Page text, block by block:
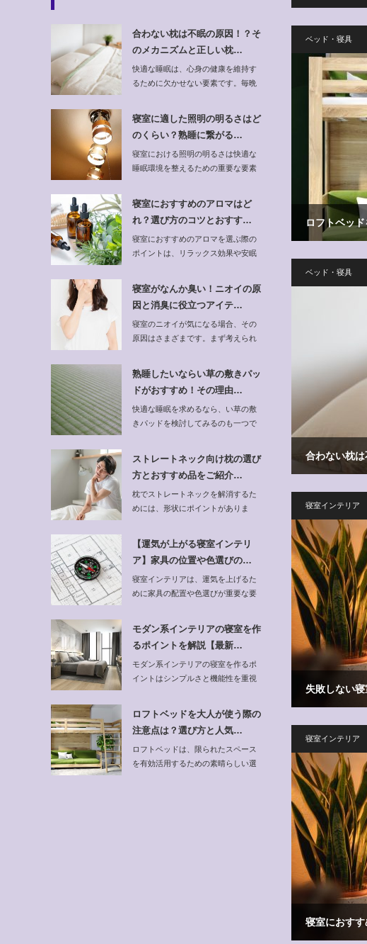
ベッド・寝具
ロフトベッ
ベッド・寝具
合わない枕
寝室インテリア
失敗しない
寝室インテリア
寝室におす
合わない枕は不眠の原因！？そ
のメカニズムと正しい枕…
快適な睡眠は、心身の健康を維持す
るために欠かせない要素です。毎晩
寝室に適した照明の明るさはど
のくらい？熟睡に繋がる…
寝室における照明の明るさは快適な
睡眠環境を整えるための重要な要素
寝室におすすめのアロマはど
れ？選び方のコツとおすす…
寝室におすすめのアロマを選ぶ際の
ポイントは、リラックス効果や安眠
寝室がなんか臭い！ニオイの原
因と消臭に役立つアイテ…
寝室のニオイが気になる場合、その
原因はさまざまです。まず考えられ
熟睡したいならい草の敷きパッ
ドがおすすめ！その理由…
快適な睡眠を求めるなら、い草の敷
きパッドを検討してみるのも一つで
ストレートネック向け枕の選び
方とおすすめ品をご紹介…
枕でストレートネックを解消するた
めには、形状にポイントがありま
【運気が上がる寝室インテリ
ア】家具の位置や色選びの…
寝室インテリアは、運気を上げるた
めに家具の配置や色選びが重要な要
モダン系インテリアの寝室を作
るポイントを解説【最新…
モダン系インテリアの寝室を作るポ
イントはシンプルさと機能性を重視
ロフトベッドを大人が使う際の
注意点は？選び方と人気…
ロフトベッドは、限られたスペース
を有効活用するための素晴らしい選